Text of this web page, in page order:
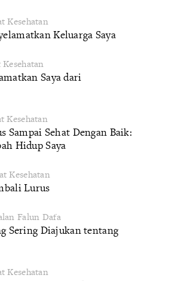
Kesehatan
Keluarga Saya
Saya dari
Kesehatan
Sampai Sehat Dengan Baik:
Hidup Saya
Kesehatan
Lurus
Falun Dafa
Sering Diajukan tentang
Kesehatan